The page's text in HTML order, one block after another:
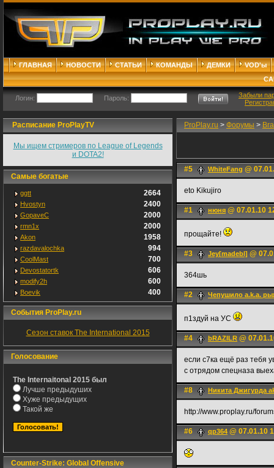
ГЛАВНАЯ НОВОСТИ СТАТЬИ КОМАНДЫ ДЕМКИ
VOD'ы
Логин: Пароль:
Забыли
Расписание ProPlayTV
Мы ищем стримеров по League of Legends
и DOTA2!
Самые богатые
ggtt 2664
Hvostyn 2400
GopaveC 2000
rmn1x 2000
Akon 1958
razdavalochka 994
CoolMast 700
Devostatortk 606
modify2h 600
Boevik 400
События ProPlay.ru
Сезон ставок The International 2015
Голосование
The Internaitonal 2015 был
Лучше предыдуших
Хуже предыдущих
Такой же
Counter-Strike: Global Offensive
ProPlay.ru > Форумы >
#5 WhiteFаng @
eto Kikujiro
#1 нюня @ 07.01.10
прощайте!
#3 Jey[madebl] @
364шь
#2 Чепушило a.k.a.
п1здуй на УС
#4 bRAZILR @
если с7ка ещё раз тебя
с отрядом спецназа
#8 Никита Джигурда
http://www.proplay.ru/
#6 qp364 @ 07.01.10